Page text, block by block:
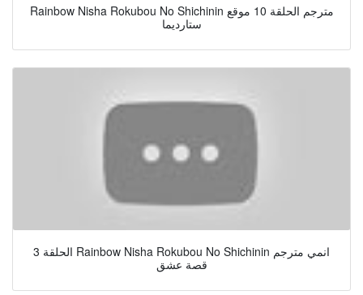
Rainbow Nisha Rokubou No Shichinin مترجم الحلقة 10 موقع
ستارديما
الحلقة 3 Rainbow Nisha Rokubou No Shichinin انمي مترجم
قصة عشق